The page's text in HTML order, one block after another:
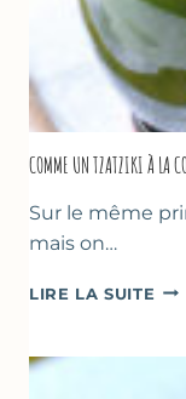
COMME UN TZATZIKI À LA
Sur le même
mais on…
LIRE LA SUITE
À